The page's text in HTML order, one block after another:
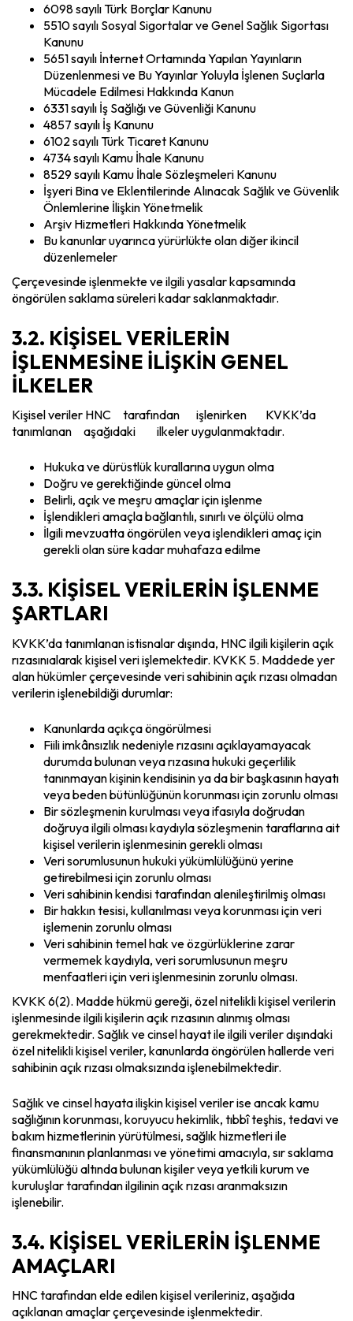
6098 sayılı Türk Borçlar Kanunu
5510 sayılı Sosyal Sigortalar ve Genel Sağlık Sigortası
Kanunu
5651 sayılı İnternet Ortamında Yapılan Yayınların
Düzenlenmesi ve Bu Yayınlar Yoluyla İşlenen Suçlarla
Mücadele Edilmesi Hakkında Kanun
6331 sayılı İş Sağlığı ve Güvenliği Kanunu
4857 sayılı İş Kanunu
6102 sayılı Türk Ticaret Kanunu
4734 sayılı Kamu İhale Kanunu
8529 sayılı Kamu İhale Sözleşmeleri Kanunu
İşyeri Bina ve Eklentilerinde Alınacak Sağlık ve Güvenlik
Önlemlerine İlişkin Yönetmelik
Arşiv Hizmetleri Hakkında Yönetmelik
Bu kanunlar uyarınca yürürlükte olan diğer ikincil
düzenlemeler
Çerçevesinde işlenmekte ve ilgili yasalar kapsamında
öngörülen saklama süreleri kadar saklanmaktadır.
3.2. KİŞİSEL VERİLERİN
İŞLENMESİNE İLİŞKİN GENEL
İLKELER
Kişisel veriler HNC tarafından işlenirken KVKK’da
tanımlanan aşağıdaki ilkeler uygulanmaktadır.
Hukuka ve dürüstlük kurallarına uygun olma
Doğru ve gerektiğinde güncel olma
Belirli, açık ve meşru amaçlar için işlenme
İşlendikleri amaçla bağlantılı, sınırlı ve ölçülü olma
İlgili mevzuatta öngörülen veya işlendikleri amaç için
gerekli olan süre kadar muhafaza edilme
3.3. KİŞİSEL VERİLERİN İŞLENME
ŞARTLARI
KVKK’da tanımlanan istisnalar dışında, HNC ilgili kişilerin açık
rızasınıalarak kişisel veri işlemektedir. KVKK 5. Maddede yer
alan hükümler çerçevesinde veri sahibinin açık rızası olmadan
verilerin işlenebildiği durumlar:
Kanunlarda açıkça öngörülmesi
Fiili imkânsızlık nedeniyle rızasını açıklayamayacak
durumda bulunan veya rızasına hukuki geçerlilik
tanınmayan kişinin kendisinin ya da bir başkasının hayatı
veya beden bütünlüğünün korunması için zorunlu olması
Bir sözleşmenin kurulması veya ifasıyla doğrudan
doğruya ilgili olması kaydıyla sözleşmenin taraflarına ait
kişisel verilerin işlenmesinin gerekli olması
Veri sorumlusunun hukuki yükümlülüğünü yerine
getirebilmesi için zorunlu olması
Veri sahibinin kendisi tarafından alenileştirilmiş olması
Bir hakkın tesisi, kullanılması veya korunması için veri
işlemenin zorunlu olması
Veri sahibinin temel hak ve özgürlüklerine zarar
vermemek kaydıyla, veri sorumlusunun meşru
menfaatleri için veri işlenmesinin zorunlu olması.
KVKK 6(2). Madde hükmü gereği, özel nitelikli kişisel verilerin
işlenmesinde ilgili kişilerin açık rızasının alınmış olması
gerekmektedir. Sağlık ve cinsel hayat ile ilgili veriler dışındaki
özel nitelikli kişisel veriler, kanunlarda öngörülen hallerde veri
sahibinin açık rızası olmaksızında işlenebilmektedir.
Sağlık ve cinsel hayata ilişkin kişisel veriler ise ancak kamu
sağlığının korunması, koruyucu hekimlik, tıbbî teşhis, tedavi ve
bakım hizmetlerinin yürütülmesi, sağlık hizmetleri ile
finansmanının planlanması ve yönetimi amacıyla, sır saklama
yükümlülüğü altında bulunan kişiler veya yetkili kurum ve
kuruluşlar tarafından ilgilinin açık rızası aranmaksızın
işlenebilir.
3.4. KİŞİSEL VERİLERİN İŞLENME
AMAÇLARI
HNC tarafından elde edilen kişisel verileriniz, aşağıda
açıklanan amaçlar çerçevesinde işlenmektedir.